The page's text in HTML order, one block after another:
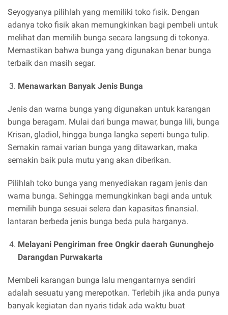
Seyogyanya pilihlah yang memiliki toko fisik. Dengan
adanya toko fisik akan memungkinkan bagi pembeli untuk
melihat dan memilih bunga secara langsung di tokonya.
Memastikan bahwa bunga yang digunakan benar bunga
terbaik dan masih segar.
Menawarkan Banyak Jenis Bunga
Jenis dan warna bunga yang digunakan untuk karangan
bunga beragam. Mulai dari bunga mawar, bunga lili, bunga
Krisan, gladiol, hingga bunga langka seperti bunga tulip.
Semakin ramai varian bunga yang ditawarkan, maka
semakin baik pula mutu yang akan diberikan.
Pilihlah toko bunga yang menyediakan ragam jenis dan
warna bunga. Sehingga memungkinkan bagi anda untuk
memilih bunga sesuai selera dan kapasitas finansial.
lantaran berbeda jenis bunga beda pula harganya.
Melayani Pengiriman free Ongkir daerah Gununghejo
Darangdan Purwakarta
Membeli karangan bunga lalu mengantarnya sendiri
adalah sesuatu yang merepotkan. Terlebih jika anda punya
banyak kegiatan dan nyaris tidak ada waktu buat